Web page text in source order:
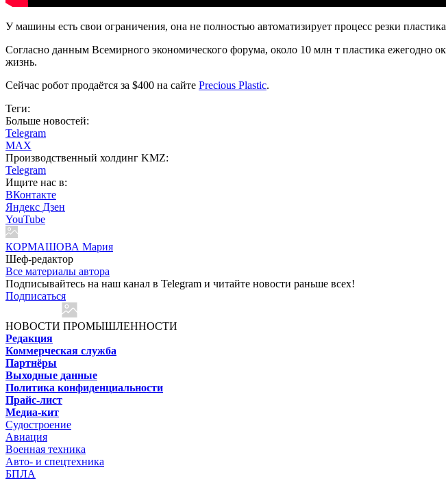
У машины есть свои ограничения, она не полностью автоматизирует процесс резки
Согласно данным Всемирного экономического форума, около 10 млн т пластика ежегодно
жизнь.
Сейчас робот продаётся за $400 на сайте Precious Plastic.
Теги:
Больше новостей:
Telegram
MAX
Производственный холдинг KMZ:
Telegram
Ищите нас в:
ВКонтакте
Яндекс Дзен
YouTube
КОРМАШОВА Мария
Шеф-редактор
Все материалы автора
Подписывайтесь на наш канал в Telegram и читайте новости раньше всех!
Подписаться
НОВОСТИ ПРОМЫШЛЕННОСТИ
Редакция
Коммерческая служба
Партнёры
Выходные данные
Политика конфиденциальности
Прайс-лист
Медиа-кит
Судостроение
Авиация
Военная техника
Авто- и спецтехника
БПЛА